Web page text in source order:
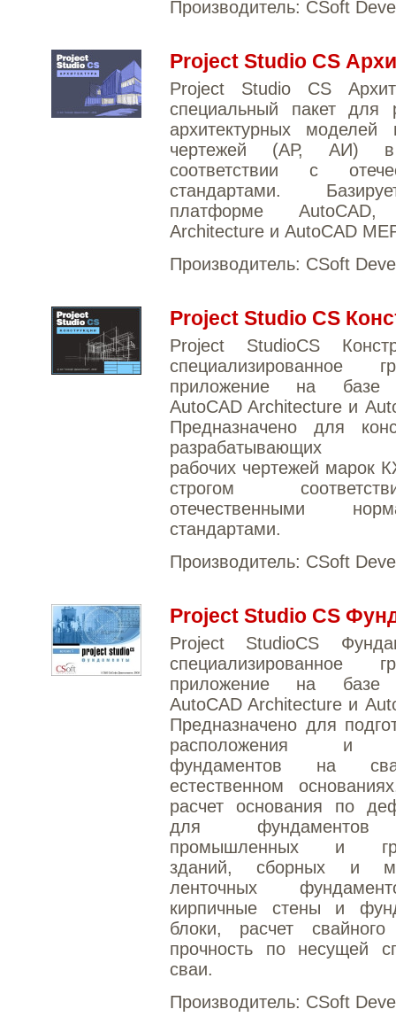
Производитель: CSoft
Project Studio CS
Project Studio CS
специальный пакет для
архитектурных моделей
чертежей (АР, АИ) в
соответствии с
стандартами.
платформе AutoCAD,
Architecture и AutoCAD
Производитель: CSoft
Project Studio CS
Project StudioCS
специализированное
приложение на базе
AutoCAD Architecture и
Предназначено для
разрабатывающих
рабочих чертежей марок
строгом
отечественными
стандартами.
Производитель: CSoft
Project Studio CS
Project StudioCS
специализированное
приложение на базе
AutoCAD Architecture и
Предназначено для
расположения и
фундаментов на
естественном
расчет основания по
для фундаментов
промышленных и
зданий, сборных и
ленточных
кирпичные стены и
блоки, расчет
прочность по несущей
сваи.
Производитель: CSoft